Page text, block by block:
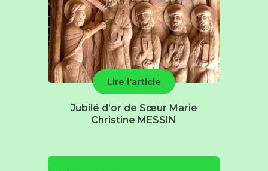
Lire l'article
Jubilé d’or de Sœur Marie
Christine MESSIN